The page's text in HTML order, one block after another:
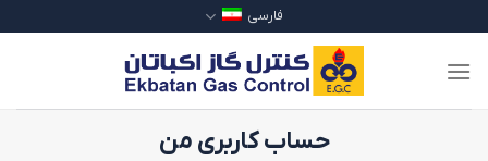
to
content
فارسی
حساب کاربری من